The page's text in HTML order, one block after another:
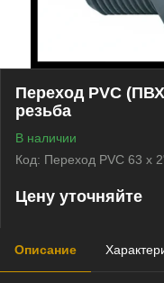
Переход PVC
резьба
В наличии
Код: Переход PVC 63 х
Цену уточняйте
Описание